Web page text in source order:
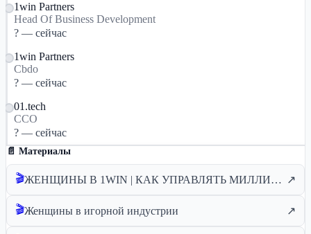
1win Partners
Head Of Business Development
? — сейчас
1win Partners
Cbdo
? — сейчас
01.tech
CCO
? — сейчас
📄 Материалы
🎬 ЖЕНЩИНЫ В 1WIN | КАК УПРАВЛЯТЬ МИЛЛИОНАМИ? | IGAMING, АРБИТРАЖ ТРАФИКА ↗
🎬Женщины в игорной индустрии ↗